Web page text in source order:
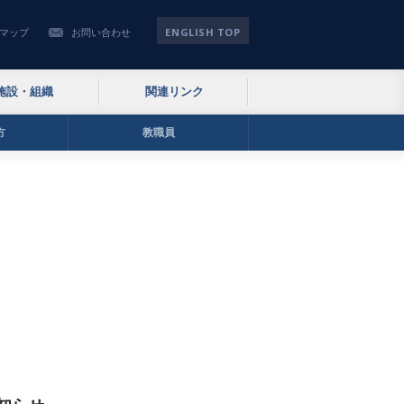
ップ お問い合わせ ENGLISH TOP
設・組織 関連リンク
教職員